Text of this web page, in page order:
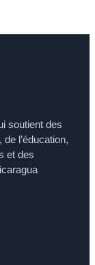
soutient des
l’éducation,
et des